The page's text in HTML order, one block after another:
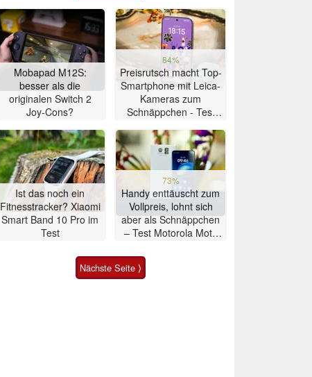
Mobapad M12S:
besser als die
originalen Switch 2
Joy-Cons?
84%
Preisrutsch macht Top-
Smartphone mit Leica-
Kameras zum
Schnäppchen - Test
Ist das noch ein
Fitnesstracker? Xiaomi
Smart Band 10 Pro im
Test
73%
Handy enttäuscht zum
Vollpreis, lohnt sich
aber als Schnäppchen
– Test Motorola Moto
Nächste Seite ⟩